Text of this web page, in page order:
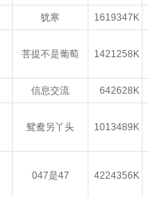
犹寒 1619347K
菩提不是葡萄 1421258K
信息交流 642628K
鸳鸯另丫头 1013489K
047是47 4224356K